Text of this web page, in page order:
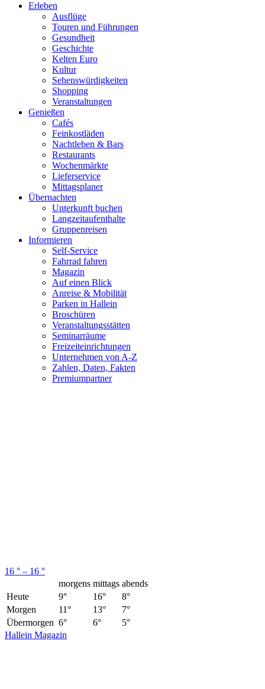
Erleben
Ausflüge
Touren und Führungen
Gesundheit
Geschichte
Kelten Euro
Kultur
Sehenswürdigkeiten
Shopping
Veranstaltungen
Genießen
Cafés
Feinkostläden
Nachtleben & Bars
Restaurants
Wochenmärkte
Lieferservice
Mittagsplaner
Übernachten
Unterkunft buchen
Langzeitaufenthalte
Gruppenreisen
Informieren
Self-Service
Fahrrad fahren
Magazin
Auf einen Blick
Anreise & Mobilität
Parken in Hallein
Broschüren
Veranstaltungsstätten
Seminarräume
Freizeiteinrichtungen
Unternehmen von A-Z
Zahlen, Daten, Fakten
Premiumpartner
16 ° – 16 °
morgens mittags abends
Heute
9° 16°
8°
Morgen
11° 13°
7°
Übermorgen 6° 6°
5°
Hallein Magazin